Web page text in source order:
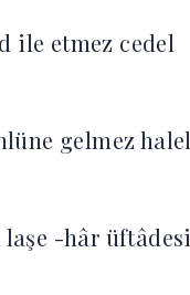
ile etmez cedel
gelmez halel
-hâr üftâdesi